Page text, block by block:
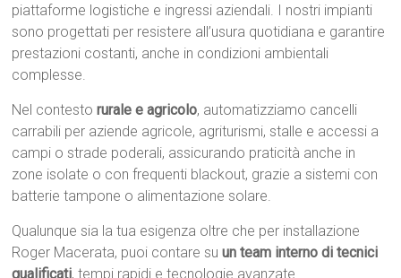
piattaforme logistiche e ingressi aziendali. I nostri impianti
sono progettati per resistere all’usura quotidiana e garantire
prestazioni costanti, anche in condizioni ambientali
complesse.
Nel contestorurale e agricolo, automatizziamo cancelli
carrabili per aziende agricole, agriturismi, stalle e accessi a
campi o strade poderali, assicurando praticità anche in
zone isolate o con frequenti blackout, grazie a sistemi con
batterie tampone o alimentazione solare.
Qualunque sia la tua esigenza oltre che per installazione
Roger Macerata, puoi contare suun team interno di tecnici
qualificati, tempi rapidi e tecnologie avanzate.